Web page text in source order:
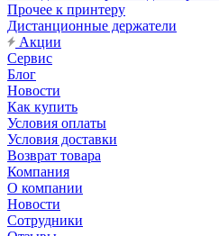
Прочее к принтеру
Дистанционные держатели
Акции
Сервис
Блог
Новости
Как купить
Условия оплаты
Условия доставки
Возврат товара
Компания
О компании
Новости
Сотрудники